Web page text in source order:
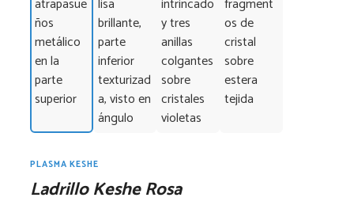
PLASMA KESHE
Ladrillo Keshe Rosa